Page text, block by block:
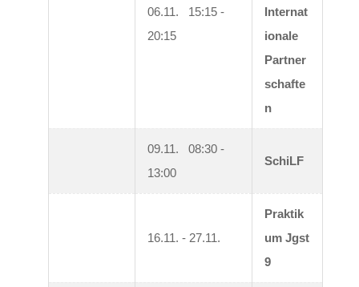
06.11.   15:15 -
20:15
Internat
ionale
Partner
schafte
n
09.11.   08:30 -
13:00
SchiLF
16.11. - 27.11.
Praktik
um Jgst
9